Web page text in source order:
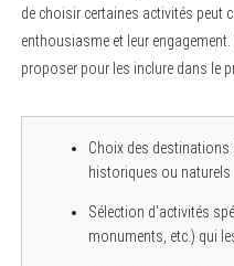
de choisir certaines activités peut
enthousiasme et leur
proposer pour les inclure dans le
Choix des destinations
historiques ou
Sélection d’activités
monuments, etc.) qui